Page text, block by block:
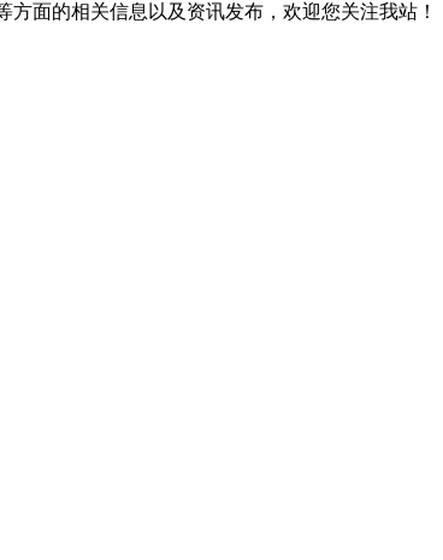
方面的相关信息以及资讯发布，欢迎您关注我站！